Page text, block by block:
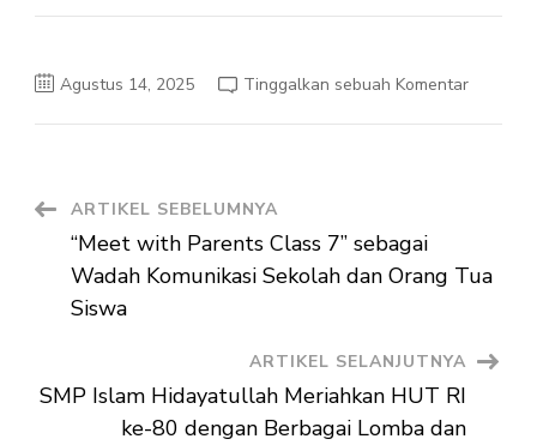
Agustus 14, 2025 Tinggalkan sebuah Komentarpada
Khidmat
dan
Navigasi
Artikel
ARTIKEL SEBELUMNYA
“Meet with Parents Class 7” sebagai
Wadah Komunikasi Sekolah dan Orang Tua
Siswa
ARTIKEL SELANJUTNYA
SMP Islam Hidayatullah Meriahkan HUT RI
ke-80 dengan Berbagai Lomba dan